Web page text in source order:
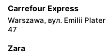
29
Netto
Krasińskiego 72
Carrefour Express
Warszawa, вул. Emilii Plater
47
Zara